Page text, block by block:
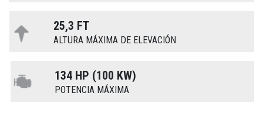
25,3 FT
ALTURA MÁXIMA DE ELEVACIÓN
134 HP (100 KW)
POTENCIA MÁXIMA